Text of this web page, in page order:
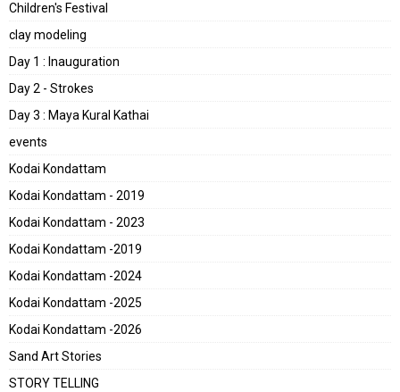
Children's Festival
clay modeling
Day 1 : Inauguration
Day 2 - Strokes
Day 3 : Maya Kural Kathai
events
Kodai Kondattam
Kodai Kondattam - 2019
Kodai Kondattam - 2023
Kodai Kondattam -2019
Kodai Kondattam -2024
Kodai Kondattam -2025
Kodai Kondattam -2026
Sand Art Stories
STORY TELLING